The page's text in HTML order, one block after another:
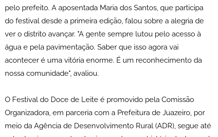
pelo prefeito. A aposentada Maria dos Santos, que participa
do festival desde a primeira edição, falou sobre a alegria de
ver o distrito avançar. "A gente sempre lutou pelo acesso à
água e pela pavimentação. Saber que isso agora vai
acontecer é uma vitória enorme. É um reconhecimento da
nossa comunidade", avaliou.
O Festival do Doce de Leite é promovido pela Comissão
Organizadora, em parceria com a Prefeitura de Juazeiro, por
meio da Agência de Desenvolvimento Rural (ADR), segue até